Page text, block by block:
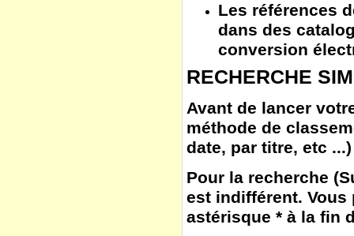
Les références
dans des
conversion
RECHERCHE
Avant de lancer
méthode de
date, par titre, etc ...)
Pour la recherche (
est indifférent. Vous
astérisque * à la fin